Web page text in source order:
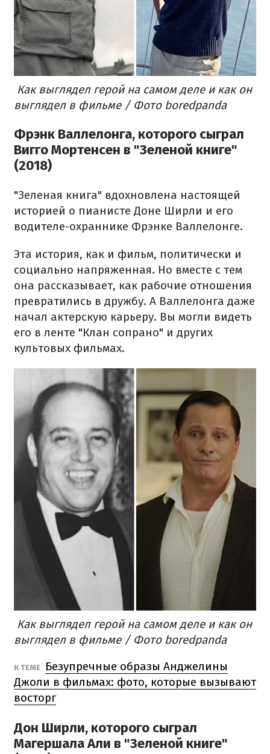
Как выглядел герой на самом деле и как он
выглядел в фильме / Фото boredpanda
Фрэнк Валлелонга, которого сыграл
Вигго Мортенсен в "Зеленой книге"
(2018)
"Зеленая книга" вдохновлена настоящей
историей о пианисте Доне Ширли и его
водителе-охраннике Фрэнке Валлелонге.
Эта история, как и фильм, политически и
социально напряженная. Но вместе с тем
она рассказывает, как рабочие отношения
превратились в дружбу. А Валлелонга даже
начал актерскую карьеру. Вы могли видеть
его в ленте "Клан сопрано" и других
культовых фильмах.
Как выглядел герой на самом деле и как он
выглядел в фильме / Фото boredpanda
К ТЕМЕ
Безупречные образы Анджелины
Джоли в фильмах: фото, которые вызывают
восторг
Дон Ширли, которого сыграл
Магершала Али в "Зеленой книге"